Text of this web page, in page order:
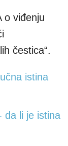
o viđenju
čestica“.
istina
da li je istina